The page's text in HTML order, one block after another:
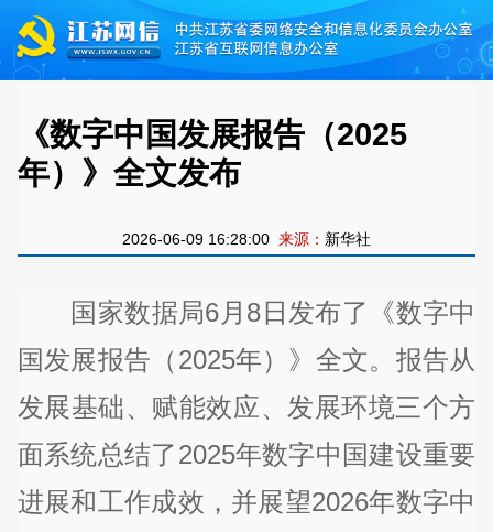
《数字中国发展报告（2025
年）》全文发布
2026-06-09 16:28:00 来源： 新华社
国家数据局6月8日发布了《数字中
国发展报告（2025年）》全文。报告从
发展基础、赋能效应、发展环境三个方
面系统总结了2025年数字中国建设重要
进展和工作成效，并展望2026年数字中